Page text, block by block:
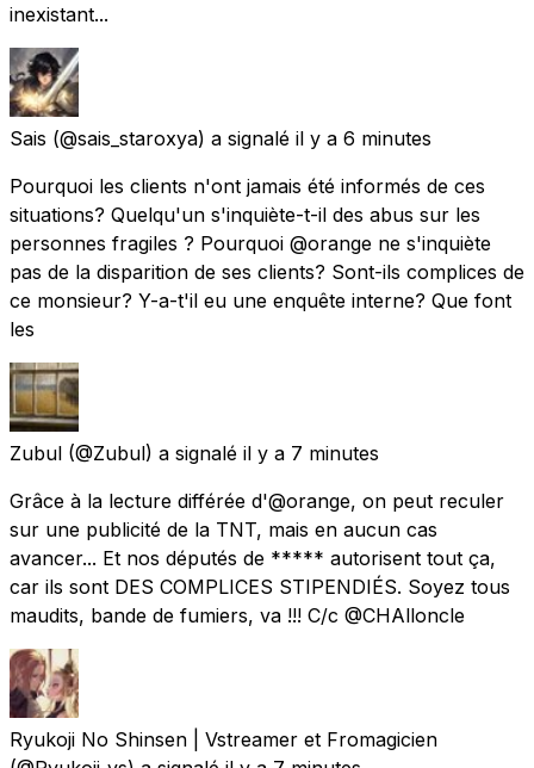
inexistant...
Sais (@sais_staroxya) a signalé il y a 6 minutes
Pourquoi les clients n'ont jamais été informés de ces
situations? Quelqu'un s'inquiète-t-il des abus sur les
personnes fragiles ? Pourquoi @orange ne s'inquiète
pas de la disparition de ses clients? Sont-ils complices de
ce monsieur? Y-a-t'il eu une enquête interne? Que font
les
Zubul (@Zubul) a signalé il y a 7 minutes
Grâce à la lecture différée d'@orange, on peut reculer
sur une publicité de la TNT, mais en aucun cas
avancer... Et nos députés de ***** autorisent tout ça,
car ils sont DES COMPLICES STIPENDIÉS. Soyez tous
maudits, bande de fumiers, va !!! C/c @CHAlloncle
Ryukoji No Shinsen | Vstreamer et Fromagicien